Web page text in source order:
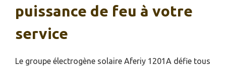
puissance de feu à votre
service
Le groupe électrogène solaire Aferiy 1201A défie tous